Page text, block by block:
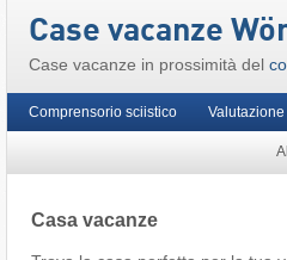
Case vacanze
Case vacanze in prossimità del
Comprensorio sciistico Valutazione
Casa vacanze